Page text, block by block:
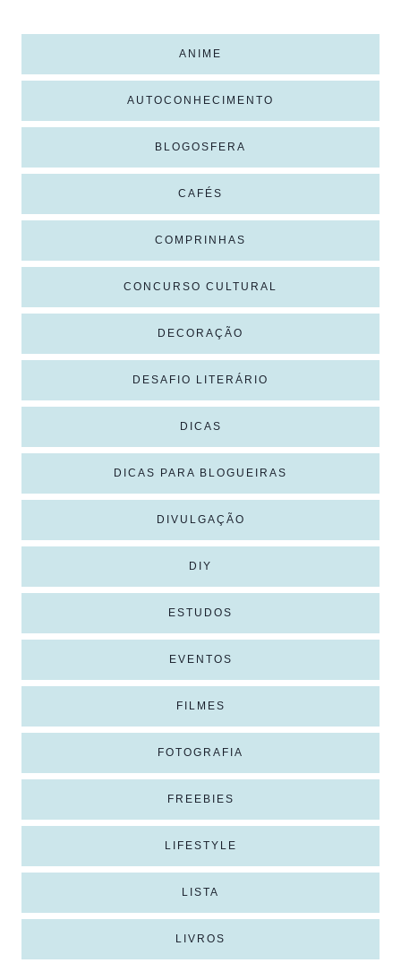
ANIME
AUTOCONHECIMENTO
BLOGOSFERA
CAFÉS
COMPRINHAS
CONCURSO CULTURAL
DECORAÇÃO
DESAFIO LITERÁRIO
DICAS
DICAS PARA BLOGUEIRAS
DIVULGAÇÃO
DIY
ESTUDOS
EVENTOS
FILMES
FOTOGRAFIA
FREEBIES
LIFESTYLE
LISTA
LIVROS